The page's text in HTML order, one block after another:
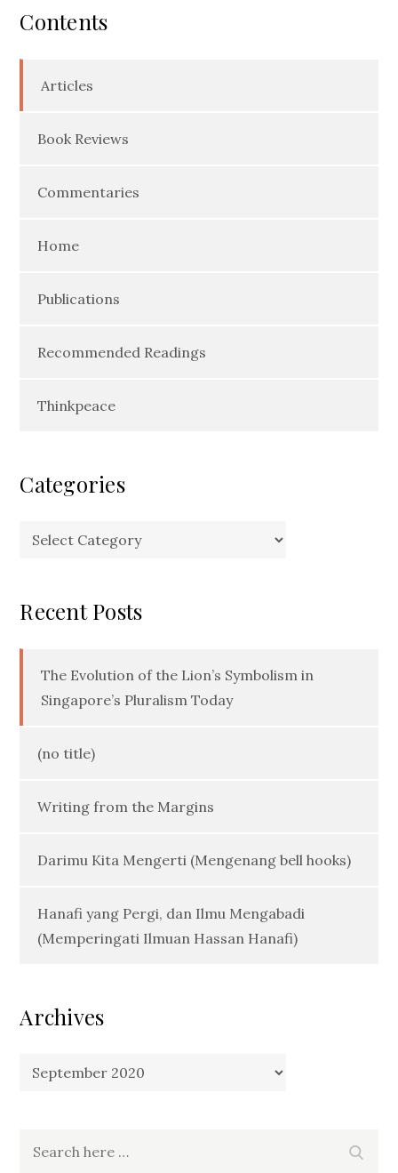
Contents
Articles
Book Reviews
Commentaries
Home
Publications
Recommended Readings
Thinkpeace
Categories
Categories
Recent Posts
The Evolution of the Lion’s Symbolism in
Singapore’s Pluralism Today
(no title)
Writing from the Margins
Darimu Kita Mengerti (Mengenang bell hooks)
Hanafi yang Pergi, dan Ilmu Mengabadi
(Memperingati Ilmuan Hassan Hanafi)
Archives
Archives